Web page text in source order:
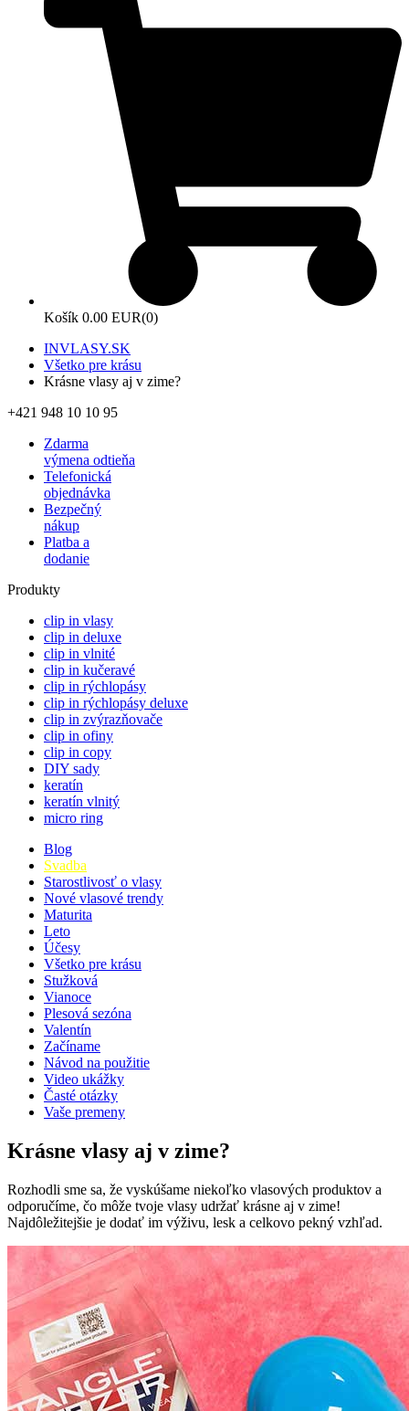
Košík 0.00 EUR(0)
INVLASY.SK
Všetko pre krásu
Krásne vlasy aj v zime?
+421 948 10 10 95
Zdarma
výmena odtieňa
Telefonická
objednávka
Bezpečný
nákup
Platba a
dodanie
Produkty
clip in vlasy
clip in deluxe
clip in vlnité
clip in kučeravé
clip in rýchlopásy
clip in rýchlopásy deluxe
clip in zvýrazňovače
clip in ofiny
clip in copy
DIY sady
keratín
keratín vlnitý
micro ring
Blog
Svadba
Starostlivosť o vlasy
Nové vlasové trendy
Maturita
Leto
Účesy
Všetko pre krásu
Stužková
Vianoce
Plesová sezóna
Valentín
Začíname
Návod na použitie
Video ukážky
Časté otázky
Vaše premeny
Krásne vlasy aj v zime?
Rozhodli sme sa, že vyskúšame niekoľko vlasových produktov a
odporučíme, čo môže tvoje vlasy udržať krásne aj v zime!
Najdôležitejšie je dodať im výživu, lesk a celkovo pekný vzhľad.